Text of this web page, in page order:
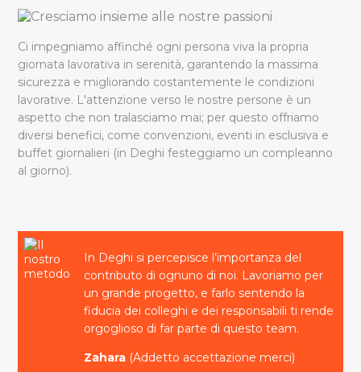
Ci impegniamo affinché ogni persona viva la propria
giornata lavorativa in serenità, garantendo la massima
sicurezza e migliorando costantemente le condizioni
lavorative. L'attenzione verso le nostre persone è un
aspetto che non tralasciamo mai; per questo offriamo
diversi benefici, come convenzioni, eventi in esclusiva e
buffet giornalieri (in Deghi festeggiamo un compleanno
al giorno).
In Deghi si percepisce l’importanza del
contributo di ognuno di noi. Lavoriamo per
un grande progetto, e farlo sentendo la
fiducia dei colleghi e dei responsabili ti rende
orgoglioso di far parte di questo team.
Zahara(Addetto accettazione merci)